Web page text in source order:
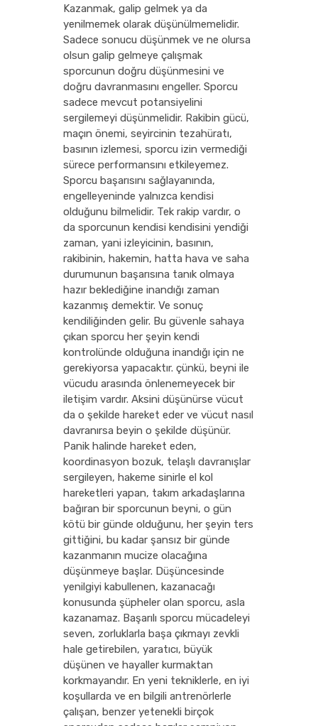
Kazanmak, galip gelmek ya da
yenilmemek olarak düşünülmemelidir.
Sadece sonucu düşünmek ve ne olursa
olsun galip gelmeye çalışmak
sporcunun doğru düşünmesini ve
doğru davranmasını engeller. Sporcu
sadece mevcut potansiyelini
sergilemeyi düşünmelidir. Rakibin gücü,
maçın önemi, seyircinin tezahüratı,
basının izlemesi, sporcu izin vermediği
sürece performansını etkileyemez.
Sporcu başarısını sağlayanında,
engelleyeninde yalnızca kendisi
olduğunu bilmelidir. Tek rakip vardır, o
da sporcunun kendisi kendisini yendiği
zaman, yani izleyicinin, basının,
rakibinin, hakemin, hatta hava ve saha
durumunun başarısına tanık olmaya
hazır beklediğine inandığı zaman
kazanmış demektir. Ve sonuç
kendiliğinden gelir. Bu güvenle sahaya
çıkan sporcu her şeyin kendi
kontrolünde olduğuna inandığı için ne
gerekiyorsa yapacaktır. çünkü, beyni ile
vücudu arasında önlenemeyecek bir
iletişim vardır. Aksini düşünürse vücut
da o şekilde hareket eder ve vücut nasıl
davranırsa beyin o şekilde düşünür.
Panik halinde hareket eden,
koordinasyon bozuk, telaşlı davranışlar
sergileyen, hakeme sinirle el kol
hareketleri yapan, takım arkadaşlarına
bağıran bir sporcunun beyni, o gün
kötü bir günde olduğunu, her şeyin ters
gittiğini, bu kadar şansız bir günde
kazanmanın mucize olacağına
düşünmeye başlar. Düşüncesinde
yenilgiyi kabullenen, kazanacağı
konusunda şüpheler olan sporcu, asla
kazanamaz. Başarılı sporcu mücadeleyi
seven, zorluklarla başa çıkmayı zevkli
hale getirebilen, yaratıcı, büyük
düşünen ve hayaller kurmaktan
korkmayandır. En yeni tekniklerle, en iyi
koşullarda ve en bilgili antrenörlerle
çalışan, benzer yetenekli birçok